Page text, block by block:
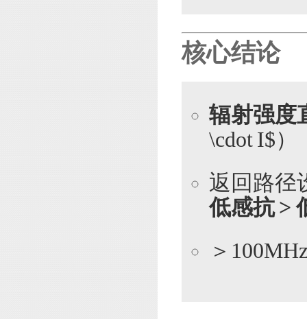
核心结论
辐射强度
\cdot I$）
返回路径
低感抗 >
＞